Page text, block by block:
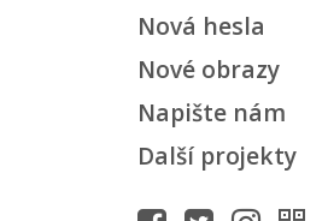
Nová hesla
Nové obrazy
Napište nám
Další projekty